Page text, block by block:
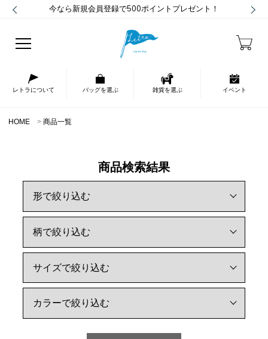
今なら新規会員登録で500ポイントプレゼント！
レトラについて バッグを選ぶ 雑貨を選ぶ イベント
HOME 商品一覧
商品検索結果